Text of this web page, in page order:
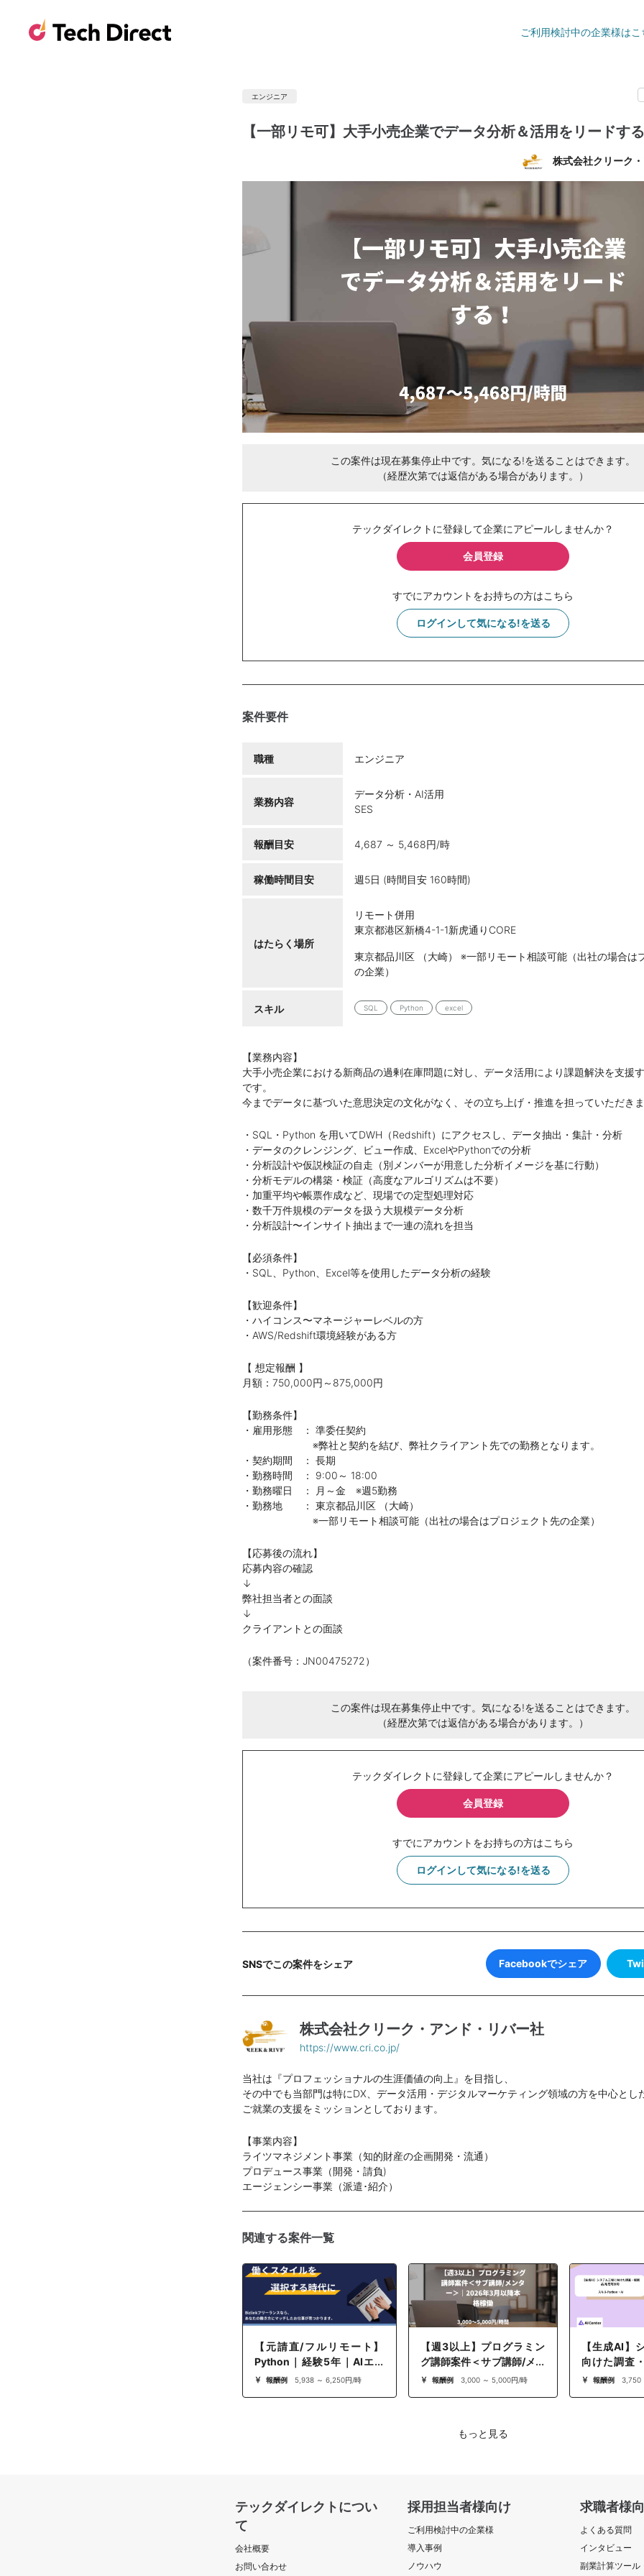
ご利用検討中の企業様はこ
エンジニア
【一部リモ可】大手小売企業でデータ分析＆活用をリードする
株式会社クリーク
この案件は現在募集停止中です。気になる!を送ることはできます。
（経歴次第では返信がある場合があります。）
テックダイレクトに登録して企業にアピールしませんか？
会員登録
すでにアカウントをお持ちの方はこちら
ログインして気になる!を送る
案件要件
職種 エンジニア
業務内容
データ分析・AI活用
SES
報酬目安 4,687 ～ 5,468円/時
稼働時間目安 週5日 (時間目安 160時間)
はたらく場所
リモート併用
東京都港区新橋4-1-1新虎通りCORE
東京都品川区 （大崎） ※一部リモート相談可能（出社の場合は
の企業）
スキル SQL Python excel
【業務内容】
大手小売企業における新商品の過剰在庫問題に対し、データ活用により課題解決を支援
です。
今までデータに基づいた意思決定の文化がなく、その立ち上げ・推進を担っていただきま
・SQL・Python を用いてDWH（Redshift）にアクセスし、データ抽出・集計・分析
・データのクレンジング、ビュー作成、ExcelやPythonでの分析
・分析設計や仮説検証の自走（別メンバーが用意した分析イメージを基に行動）
・分析モデルの構築・検証（高度なアルゴリズムは不要）
・加重平均や帳票作成など、現場での定型処理対応
・数千万件規模のデータを扱う大規模データ分析
・分析設計〜インサイト抽出まで一連の流れを担当
【必須条件】
・SQL、Python、Excel等を使用したデータ分析の経験
【歓迎条件】
・ハイコンス〜マネージャーレベルの方
・AWS/Redshift環境経験がある方
【 想定報酬 】
月額：750,000円～875,000円
【勤務条件】
・雇用形態 ： 準委任契約
※弊社と契約を結び、弊社クライアント先での勤務となります。
・契約期間 ： 長期
・勤務時間 ： 9:00～ 18:00
・勤務曜日 ： 月～金 ※週5勤務
・勤務地 ： 東京都品川区 （大崎）
※一部リモート相談可能（出社の場合はプロジェクト先の企業）
【応募後の流れ】
応募内容の確認
↓
弊社担当者との面談
↓
クライアントとの面談
（案件番号：JN00475272）
この案件は現在募集停止中です。気になる!を送ることはできます。
（経歴次第では返信がある場合があります。）
テックダイレクトに登録して企業にアピールしませんか？
会員登録
すでにアカウントをお持ちの方はこちら
ログインして気になる!を送る
SNSでこの案件をシェア Facebookでシェア
株式会社クリーク・アンド・リバー社
https://www.cri.co.jp/
当社は『プロフェッショナルの生涯価値の向上』を目指し、
その中でも当部門は特にDX、データ活用・デジタルマーケティング領域の方を中心とし
ご就業の支援をミッションとしております。
【事業内容】
ライツマネジメント事業（知的財産の企画開発・流通）
プロデュース事業（開発・請負)
エージェンシー事業（派遣･紹介）
関連する案件一覧
【元請直/フルリモート】
Python｜経験5年｜AIエン
ジニア支援（リーガルテッ
報酬例 5,938 ～ 6,250円/時
【週3以上】プログラミン
グ講師案件＜サブ講師/メン
ター＞｜2026年3月以降本
報酬例 3,000 ～ 5,000円/時
【生成AI】
向けた調
品川 在宅併
報酬例 3,750
もっと見る
テックダイレクトについ
て
会社概要
お問い合わせ
採用担当者様向け
ご利用検討中の企業様
導入事例
ノウハウ
求職者様
よくある質問
インタビュー
副業計算ツール